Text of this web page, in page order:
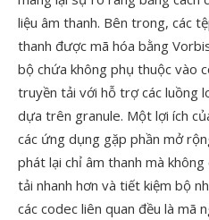
liệu âm thanh. Bên trong, các
thanh được mã hóa bằng
bộ chứa không phụ thuộc vào
truyền tải với hỗ trợ các luồng
dựa trên granule. Một lợi ích
các ứng dụng gặp phần mở
phát lại chỉ âm thanh mà
tải nhanh hơn và tiết kiệm bộ
các codec liên quan đều là mã